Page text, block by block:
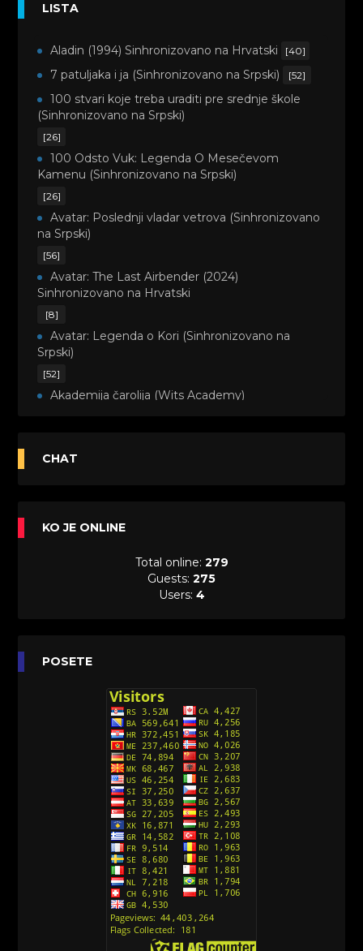
LISTA
Aladin (1994) Sinhronizovano na Hrvatski [40]
7 patuljaka i ja (Sinhronizovano na Srpski) [52]
100 stvari koje treba uraditi pre srednje škole
(Sinhronizovano na Srpski)
[26]
100 Odsto Vuk: Legenda O Mesečevom
Kamenu (Sinhronizovano na Srpski)
[26]
Avatar: Poslednji vladar vetrova (Sinhronizovano
na Srpski)
[56]
Avatar: The Last Airbender (2024)
Sinhronizovano na Hrvatski
[8]
Avatar: Legenda o Kori (Sinhronizovano na
Srpski)
[52]
Akademija čarolija (Wits Academy)
Avanture Maje i Marka (Sinhronizovano na
Sinhronizovano na Srpski
A.T.O.M. (Alpha Teens On Machines)
Sinhronizovano na Hrvatski
Anatane: Saving the Children of Okura
Avanture Kida Opasnost (Sinhronizovano na
Action Man (Sinhronizovano na Hrvatski)
Action Man (2000) Sinhronizovano na Hrvatski
Andjeoski Prijatelji (Sinhronizovano na Srpski)
Ajkuca (Sharkdog) Sinhronizovano na Srpski
Alvin i veverice (Alvinnn!!! And the Chipmunks)
Sinhronizovano na Srpski
CHAT
KO JE ONLINE
Total online: 279
Guests: 275
Users: 4
POSETE